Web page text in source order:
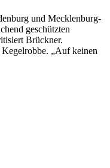
und Mecklenburg-
geschützten
Brückner.
„Auf keinen